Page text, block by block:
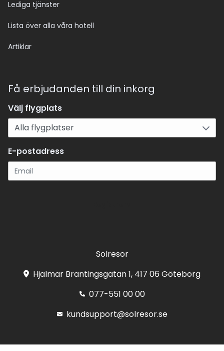
Lediga tjänster
Lista över alla våra hotell
Artiklar
Få erbjudanden till din inkorg
Välj flygplats
E-postadress
Solresor
Hjalmar Brantingsgatan 1, 417 06 Göteborg
077-551 00 00
kundsupport@solresor.se